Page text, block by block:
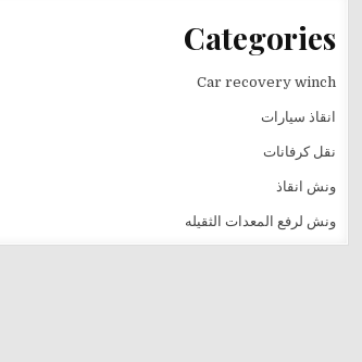
Categories
Car recovery winch
انقاذ سيارات
نقل كرفانات
ونش انقاذ
ونش لرفع المعدات الثقيله